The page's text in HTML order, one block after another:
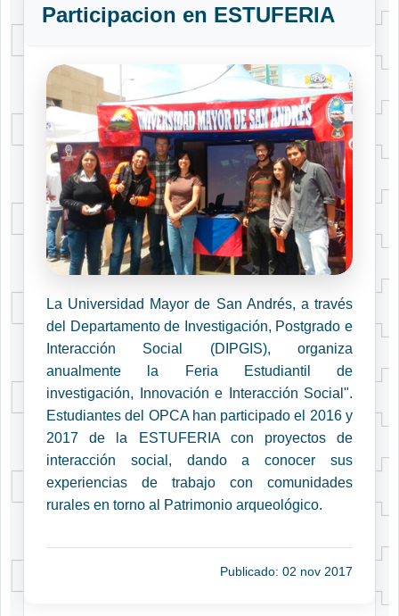
Participacion en ESTUFERIA
La Universidad Mayor de San Andrés, a través
del Departamento de Investigación, Postgrado e
Interacción Social (DIPGIS), organiza
anualmente la Feria Estudiantil de
investigación, Innovación e Interacción Social".
Estudiantes del OPCA han participado el 2016 y
2017 de la ESTUFERIA con proyectos de
interacción social, dando a conocer sus
experiencias de trabajo con comunidades
rurales en torno al Patrimonio arqueológico.
Publicado: 02 nov 2017